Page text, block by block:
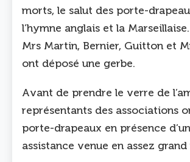
morts, le salut des porte-
l’hymne anglais et la
Mrs Martin, Bernier, Guitton et
ont déposé une gerbe.
Avant de prendre le verre de
représentants des associations
porte-drapeaux en présence
assistance venue en assez grand